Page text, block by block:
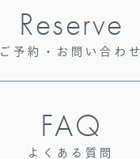
Reserve
ご予約・お問い合わせ
FAQ
よくある質問